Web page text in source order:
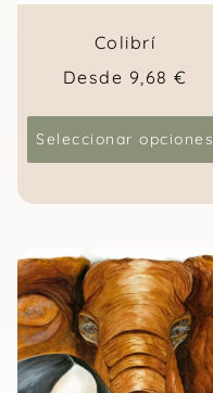
Colibrí
Desde 9,68 €
Seleccionar opciones